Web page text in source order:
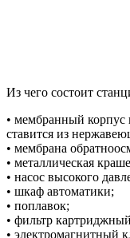
Из чего состоит
• мембранный корпус
ставится из
• мембрана
• металлическая
• насос высокого
• шкаф автоматики;
• поплавок;
• фильтр
• электромагнитный